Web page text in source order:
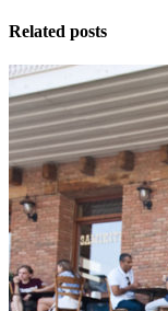
Related posts